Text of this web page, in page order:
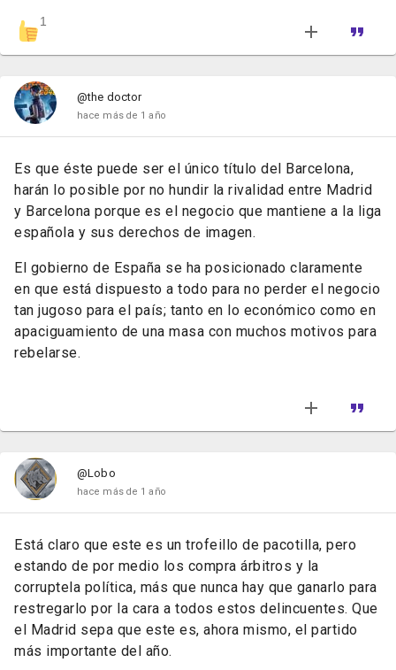
1
@the doctor
hace más de 1 año
Es que éste puede ser el único título del Barcelona,
harán lo posible por no hundir la rivalidad entre Madrid
y Barcelona porque es el negocio que mantiene a la liga
española y sus derechos de imagen.
El gobierno de España se ha posicionado claramente
en que está dispuesto a todo para no perder el negocio
tan jugoso para el país; tanto en lo económico como en
apaciguamiento de una masa con muchos motivos para
rebelarse.
@Lobo
hace más de 1 año
Está claro que este es un trofeillo de pacotilla, pero
estando de por medio los compra árbitros y la
corruptela política, más que nunca hay que ganarlo para
restregarlo por la cara a todos estos delincuentes. Que
el Madrid sepa que este es, ahora mismo, el partido
más importante del año.